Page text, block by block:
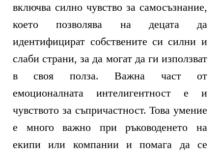
включва силно чувство за самосъзнание,
което позволява на децата да
идентифицират собствените си силни и
слаби страни, за да могат да ги използват
в своя полза. Важна част от
емоционалната интелигентност е и
чувството за съпричастност. Това умение
е много важно при ръководенето на
екипи или компании и помага да се